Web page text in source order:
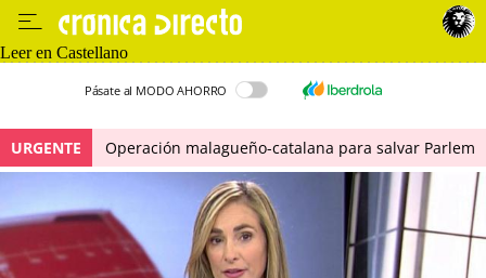
Leer en Castellano
Pásate al MODO AHORRO
URGENTE Operación malagueño-catalana para salvar Parlem